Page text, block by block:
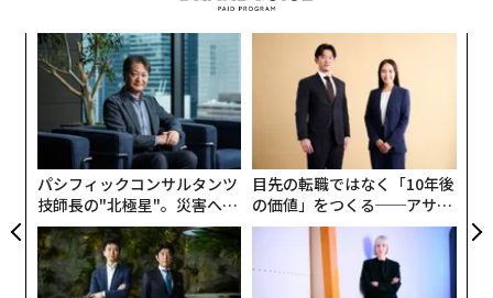
パシフィックコンサルタンツ
技師長の"北極星"。災害への
無力感を乗り越え見つけた、
防災一筋20年の答え
目先の転職ではなく「10年後
の価値」をつくる──アサイ
ンの長期伴走型支援とは